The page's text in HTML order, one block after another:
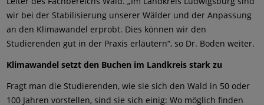
wir bei der Stabilisierung unserer Wälder und der Anpassung
an den Klimawandel erprobt. Dies können wir den
Studierenden gut in der Praxis erläutern“, so Dr. Boden weiter.
Klimawandel setzt den Buchen im Landkreis stark zu
Fragt man die Studierenden, wie sie sich den Wald in 50 oder
100 Jahren vorstellen, sind sie sich einig: Wo möglich finden